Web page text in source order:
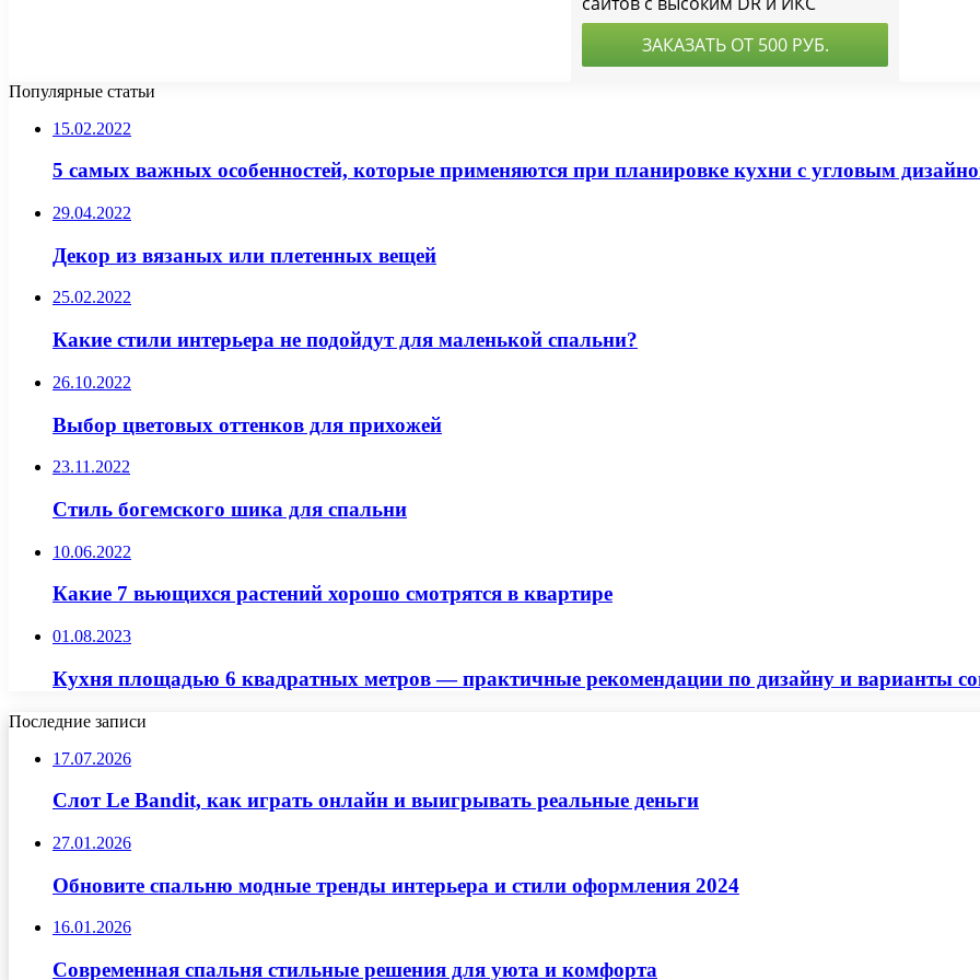
Популярные статьи
15.02.2022
5 самых важных особенностей, которые применяются при планировке кухни с угловым
29.04.2022
Декор из вязаных или плетенных вещей
25.02.2022
Какие стили интерьера не подойдут для маленькой спальни?
26.10.2022
Выбор цветовых оттенков для прихожей
23.11.2022
Стиль богемского шика для спальни
10.06.2022
Какие 7 вьющихся растений хорошо смотрятся в квартире
01.08.2023
Кухня площадью 6 квадратных метров — практичные рекомендации по дизайну и варианты
Последние записи
17.07.2026
Слот Le Bandit, как играть онлайн и выигрывать реальные деньги
27.01.2026
Обновите спальню модные тренды интерьера и стили оформления 2024
16.01.2026
Современная спальня стильные решения для уюта и комфорта